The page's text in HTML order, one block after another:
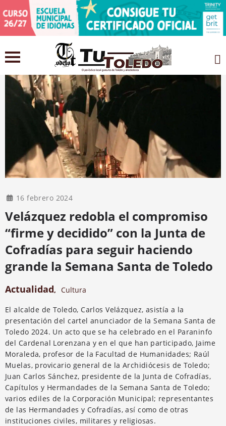
16 febrero 2024
Velázquez redobla el compromiso
“firme y decidido” con la Junta de
Cofradías para seguir haciendo
grande la Semana Santa de Toledo
Actualidad, Cultura
El alcalde de Toledo, Carlos Velázquez, asistía a la
presentación del cartel anunciador de la Semana Santa de
Toledo 2024. Un acto que se ha celebrado en el Paraninfo
del Cardenal Lorenzana y en el que han participado, Jaime
Moraleda, profesor de la Facultad de Humanidades; Raúl
Muelas, provicario general de la Archidiócesis de Toledo;
Juan Carlos Sánchez, presidente de la Junta de Cofradías,
Capítulos y Hermandades de la Semana Santa de Toledo;
varios ediles de la Corporación Municipal; representantes
de las Hermandades y Cofradías, así como de otras
instituciones civiles, militares y religiosas.